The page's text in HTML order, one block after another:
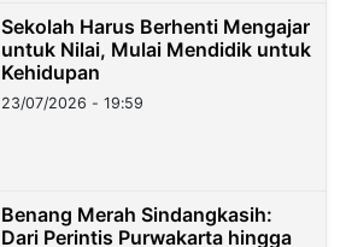
Sekolah Harus Berhenti Mengajar
untuk Nilai, Mulai Mendidik untuk
Kehidupan
23/07/2026 - 19:59
Benang Merah Sindangkasih:
Dari Perintis Purwakarta hingga